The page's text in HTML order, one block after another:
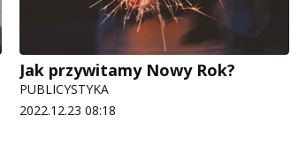
Jak przywitamy Nowy Rok?
PUBLICYSTYKA
2022.12.23 08:18